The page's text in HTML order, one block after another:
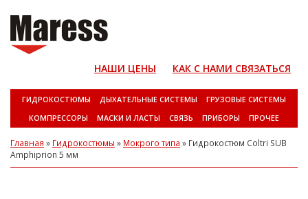
НАШИ ЦЕНЫ КАК С НАМИ СВЯЗАТЬСЯ
ГИДРОКОСТЮМЫ ДЫХАТЕЛЬНЫЕ СИСТЕМЫ
ГРУЗОВЫЕ СИСТЕМЫ
КОМПРЕССОРЫ
МАСКИ И ЛАСТЫ СВЯЗЬ ПРИБОРЫ ПРОЧЕЕ
Главная » Гидрокостюмы » Мокрого типа » Гидрокостюм Coltri SUB
Amphiprion 5 мм